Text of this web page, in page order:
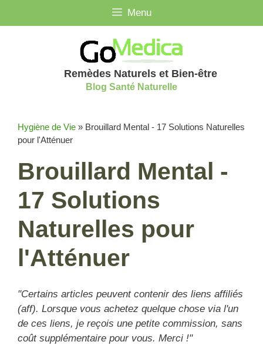
au
Menu
Remèdes Naturels et Bien-être
Blog Santé Naturelle
Hygiène de Vie » Brouillard Mental - 17 Solutions Naturelles
pour l'Atténuer
Brouillard Mental -
17 Solutions
Naturelles pour
l'Atténuer
"Certains articles peuvent contenir des liens affiliés
(aff). Lorsque vous achetez quelque chose via l'un
de ces liens, je reçois une petite commission, sans
coût supplémentaire pour vous. Merci !"